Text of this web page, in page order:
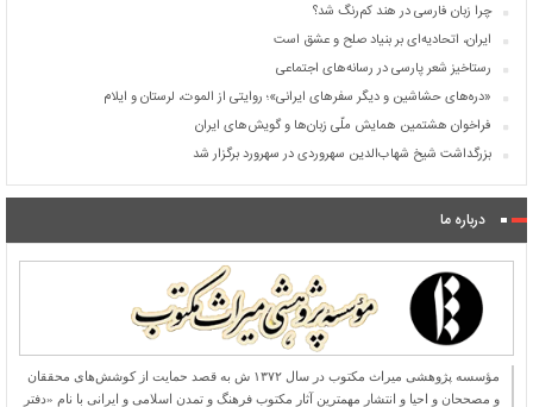
چرا زبان فارسی در هند کم‌رنگ شد؟
ایران، اتحادیه‌ای بر بنیاد صلح و عشق است
رستاخیز شعر پارسی در رسانه‌های اجتماعی
«دره‌های حشاشین و دیگر سفرهای ایرانی»؛ روایتی از الموت، لرستان و ایلام
فراخوان هشتمین همایش ملّی زبان‌ها و گویش‌های ایران
بزرگداشت شیخ شهاب‌الدین سهروردی در سهرورد برگزار شد
درباره ما
مؤسسه پژوهشی میراث مكتوب در سال ۱۳۷۲ ش به قصد حمایت از كوشش‌های محققان
و مصححان و احیا و انتشار مهمترین آثار مكتوب فرهنگ و تمدن اسلامی و ایرانی با نام «دفتر